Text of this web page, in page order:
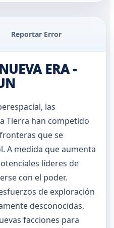
Reportar Error
ERA -
las
Tierra han competido
que se
A medida que aumenta
líderes de
con el poder.
de exploración
desconocidas,
facciones para